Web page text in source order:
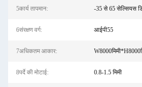
5कार्य तापमान: -35 से 65 सेल्सियस
6संरक्षण वर्ग: आईपी55
7अधिकतम आकार:
8पर्दे की मोटाई: 0.8-1.5 मिमी